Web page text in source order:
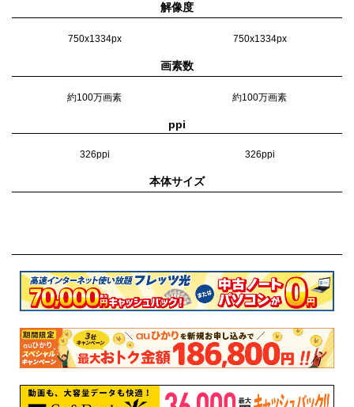
解像度
750x1334px 750x1334px
画素数
約100万画素 約100万画素
ppi
326ppi 326ppi
本体サイズ
148g 138g
カラー
(PRODUCT)RED
スターライト
ミッドナイト
ローズゴールド
ゴールド
シルバー
ブラック
ジェットブラック